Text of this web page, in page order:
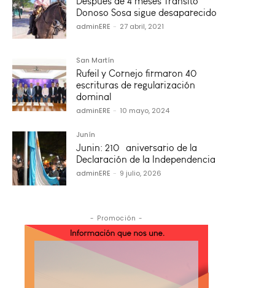
Donoso Sosa sigue desaparecido
adminERE - 27 abril, 2021
San Martín
Rufeil y Cornejo firmaron 40
escrituras de regularización
dominal
adminERE - 10 mayo, 2024
Junín
Junin: 210º aniversario de la
Declaración de la Independencia
adminERE - 9 julio, 2026
- Promoción -